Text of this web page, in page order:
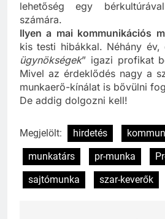
lehetőség egy
számára.
Ilyen a mai kommunikációs
kis testi hibákkal. Néhány év,
ügynökségek” igazi profikat
Mivel az érdeklődés nagy a
munkaerő-kínálat is bővülni
De addig dolgozni kell!
Megjelölt: hirdetés
munkatárs
pr-munka
sajtómunka
szar-keverők